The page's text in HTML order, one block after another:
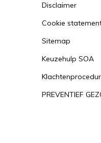
Disclaimer
Cookie
Sitemap
Keuzehulp SOA
PREVENTIEF